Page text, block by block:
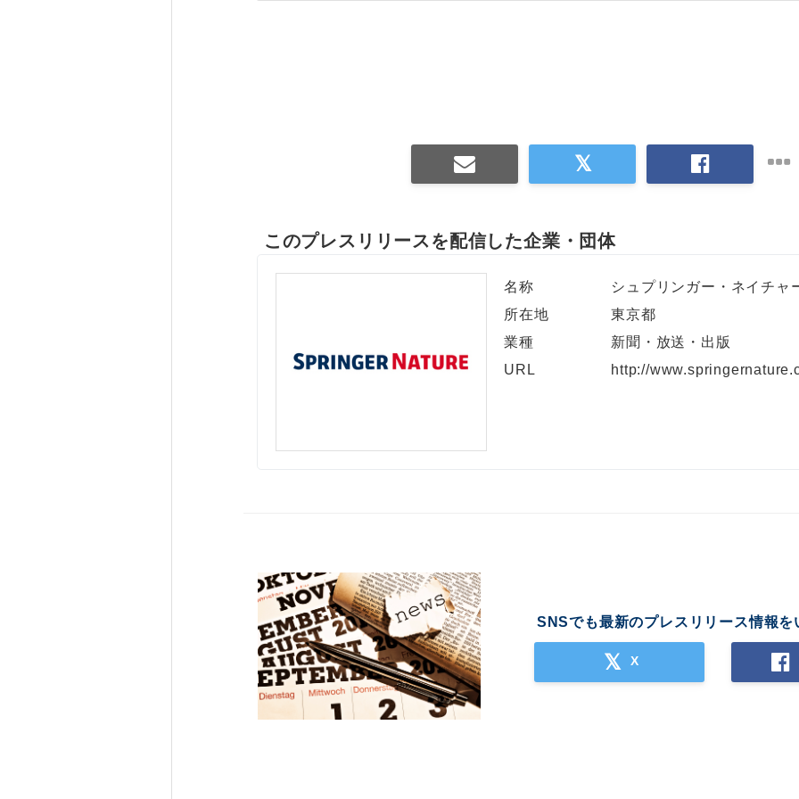
このプレスリリースを配信した企業・団体
名称
シュプリンガー・ネイチャ
所在地
東京都
業種
新聞・放送・出版
URL
http://
SNSでも最新のプレスリリース情報を
X